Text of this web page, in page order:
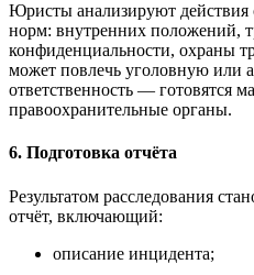
Юристы анализируют действия
норм: внутренних положений,
конфиденциальности, охраны
может повлечь уголовную или
ответственность — готовятся
правоохранительные органы.
6. Подготовка отчёта
Результатом расследования
отчёт, включающий:
описание инцидента;